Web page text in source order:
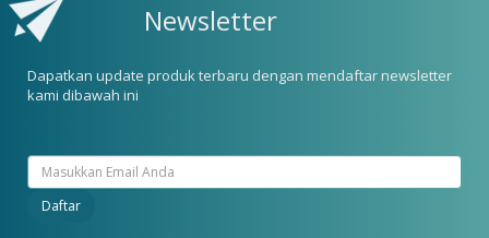
Newsletter
Dapatkan update produk terbaru dengan mendaftar newsletter
kami dibawah ini